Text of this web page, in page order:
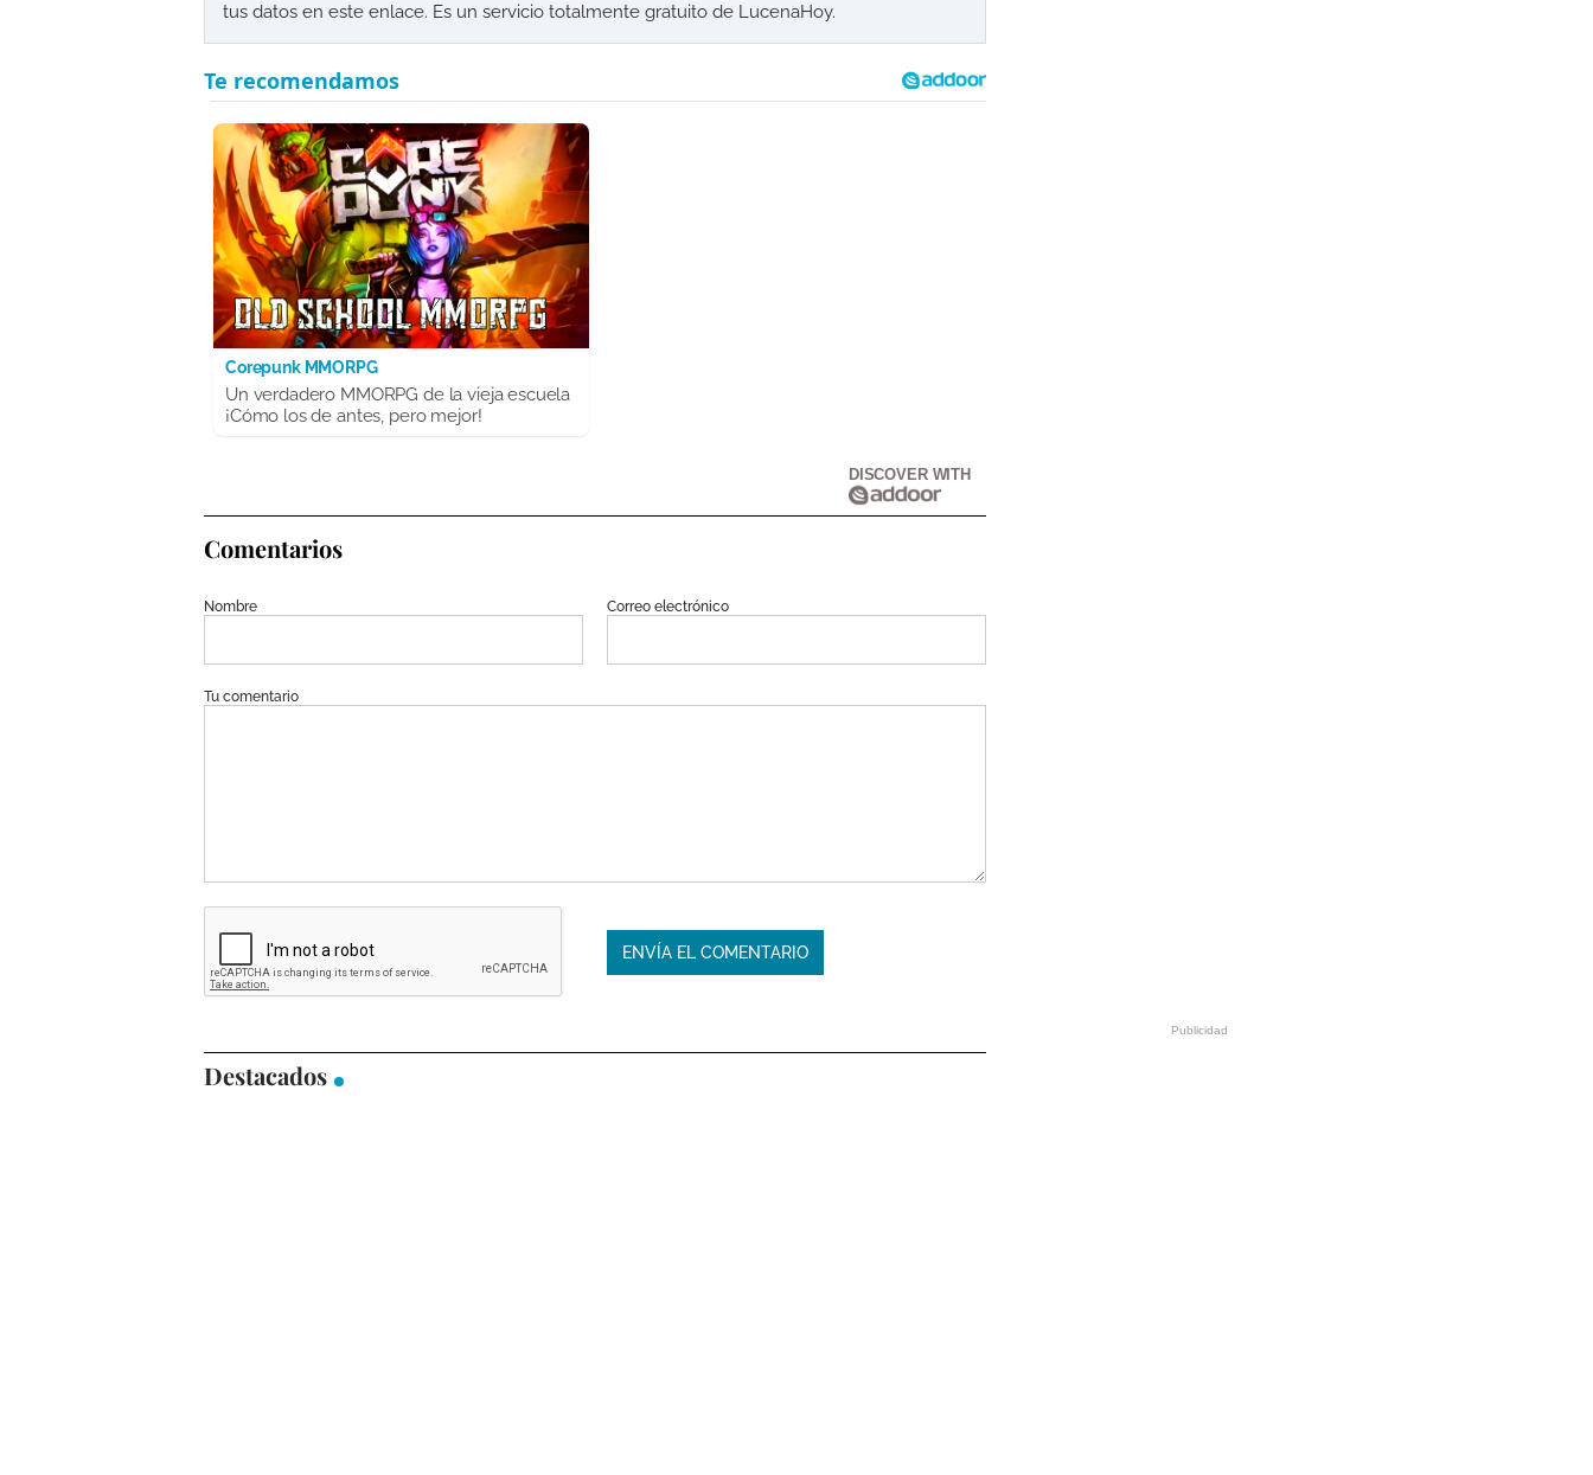
tus datos en este enlace. Es un servicio totalmente gratuito de LucenaHoy.
Corepunk MMORPG
Un verdadero MMORPG de la vieja escuela
¡Cómo los de antes, pero mejor!
DISCOVER WITH
Comentarios
Nombre Correo electrónico
Tu comentario
Destacados